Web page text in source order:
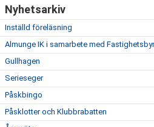
Nyhetsarkiv
Inställd föreläsning
Almunge IK i samarbete med
Gullhagen
Serieseger
Påskbingo
Påsklotter och Klubbrabatten